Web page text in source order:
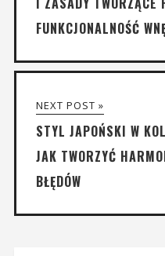
FUNKCJONALNOŚĆ
NEXT POST »
STYL JAPOŃSKI W
JAK TWORZYĆ
BŁĘDÓW